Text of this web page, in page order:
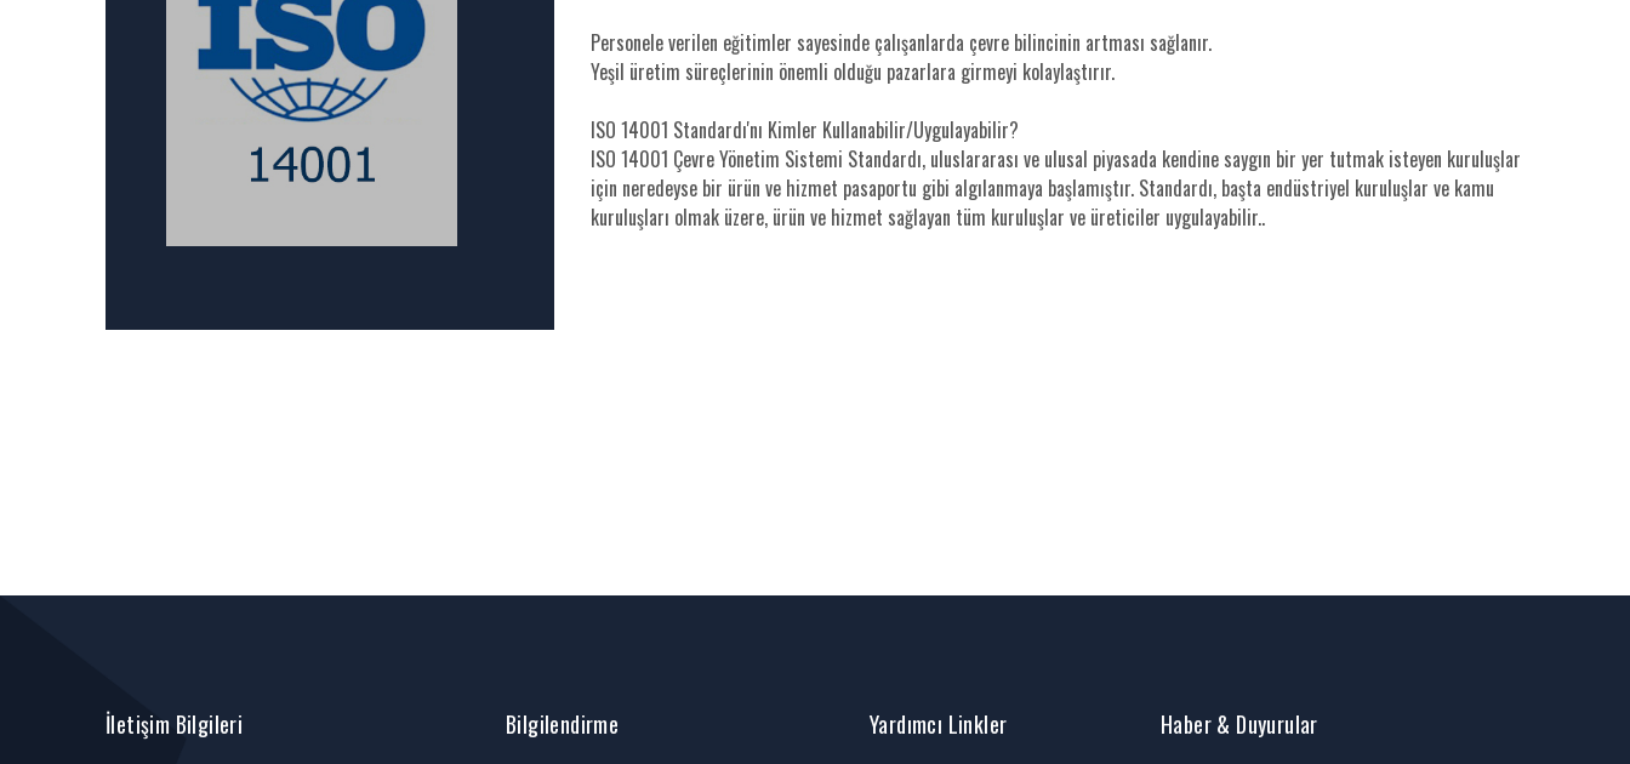
Personele verilen eğitimler sayesinde çalışanlarda çevre bilincinin artması sağlanır.
Yeşil üretim süreçlerinin önemli olduğu pazarlara girmeyi kolaylaştırır.
ISO 14001 Standardı'nı Kimler Kullanabilir/Uygulayabilir?
ISO 14001 Çevre Yönetim Sistemi Standardı, uluslararası ve ulusal piyasada kendine saygın bir yer tutmak isteyen kuruluşlar
için neredeyse bir ürün ve hizmet pasaportu gibi algılanmaya başlamıştır. Standardı, başta endüstriyel kuruluşlar ve kamu
kuruluşları olmak üzere, ürün ve hizmet sağlayan tüm kuruluşlar ve üreticiler uygulayabilir..
İletişim Bilgileri Bilgilendirme Yardımcı Linkler Haber & Duyurular